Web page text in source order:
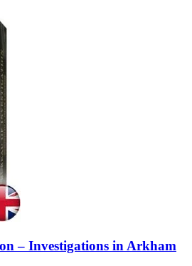
– Investigations in Arkham